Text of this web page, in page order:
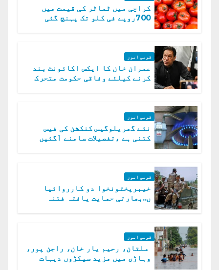
کراچی میں ٹماٹر کی قیمت میں
700روپے فی کلو تک پہنچ گئی
قومی امور
عمران خان کا ایکس اکائونٹ بند
کرنے کیلئے وفاقی حکومت متحرک
قومی امور
نئے گھریلوگیس کنکشن کی فیس
کتنی ہے ،تفصیلات سامنے آگئیں
قومی امور
خیبرپختونخوا دو کارروائیا
ں..بھارتی حمایت یافتہ فتنہ
قومی امور
ملتان، رحیم یار خان، راجن پور،
وہاڑی میں مزید سیکڑوں دیہات